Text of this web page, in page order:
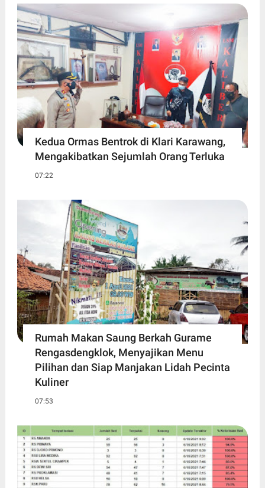
Kedua Ormas Bentrok di Klari Karawang,
Mengakibatkan Sejumlah Orang Terluka
07:22
Rumah Makan Saung Berkah Gurame
Rengasdengklok, Menyajikan Menu
Pilihan dan Siap Manjakan Lidah Pecinta
Kuliner
07:53